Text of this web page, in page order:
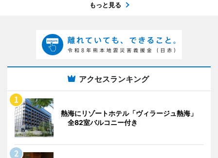
もっと見る
アクセスランキング
熱海にリゾートホテル「ヴィラージュ熱海」
全82室バルコニー付き